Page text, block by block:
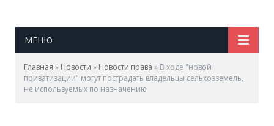
МЕНЮ
Главная » Новости » Новости права » В ходе "новой
приватизации" могут пострадать владельцы сельхозземель,
не используемых по назначению